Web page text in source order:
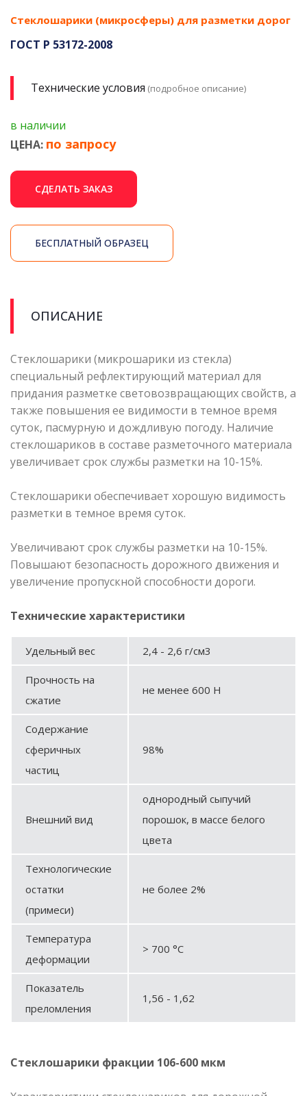
Стеклошарики (микросферы) для разметки дорог
ГОСТ Р 53172-2008
Технические условия (подробное описание)
в наличии
ЦЕНА: по запросу
СДЕЛАТЬ ЗАКАЗ
БЕСПЛАТНЫЙ ОБРАЗЕЦ
ОПИСАНИЕ
Стеклошарики (микрошарики из стекла)
специальный рефлектирующий материал для
придания разметке световозвращающих свойств, а
также повышения ее видимости в темное время
суток, пасмурную и дождливую погоду. Наличие
стеклошариков в составе разметочного материала
увеличивает срок службы разметки на 10-15%.
Стеклошарики обеспечивает хорошую видимость
разметки в темное время суток.
Увеличивают срок службы разметки на 10-15%.
Повышают безопасность дорожного движения и
увеличение пропускной способности дороги.
Технические характеристики
Удельный вес 2,4 - 2,6 г/см3
Прочность на
сжатие
не менее 600 Н
Содержание
сферичных
частиц
98%
Внешний вид
однородный сыпучий
порошок, в массе белого
цвета
Технологические
остатки
(примеси)
не более 2%
Температура
деформации
> 700 °C
Показатель
преломления
1,56 - 1,62
Стеклошарики фракции 106-600 мкм